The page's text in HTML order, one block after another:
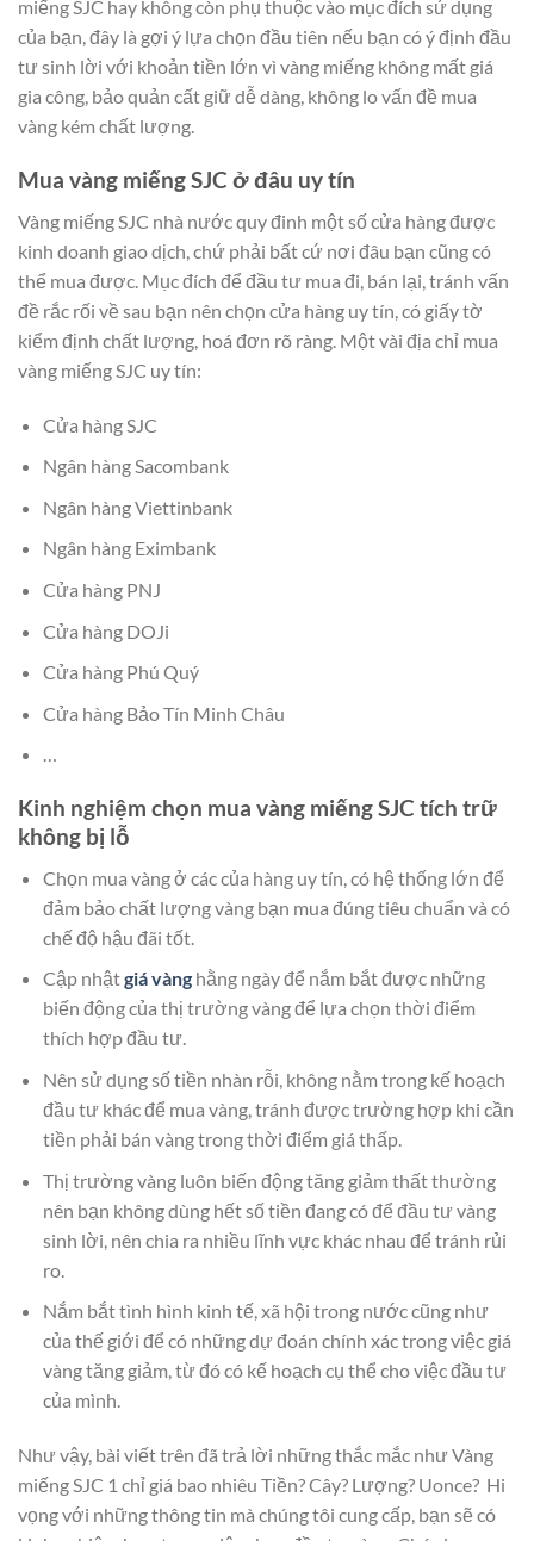
miếng SJC hay không còn phụ thuộc vào mục đích sử dụng
của bạn, đây là gợi ý lựa chọn đầu tiên nếu bạn có ý định đầu
tư sinh lời với khoản tiền lớn vì vàng miếng không mất giá
gia công, bảo quản cất giữ dễ dàng, không lo vấn đề mua
vàng kém chất lượng.
Mua vàng miếng SJC ở đâu uy tín
Vàng miếng SJC nhà nước quy đinh một số cửa hàng được
kinh doanh giao dịch, chứ phải bất cứ nơi đâu bạn cũng có
thể mua được. Mục đích để đầu tư mua đi, bán lại, tránh vấn
đề rắc rối về sau bạn nên chọn cửa hàng uy tín, có giấy tờ
kiểm định chất lượng, hoá đơn rõ ràng. Một vài địa chỉ mua
vàng miếng SJC uy tín:
Cửa hàng SJC
Ngân hàng Sacombank
Ngân hàng Viettinbank
Ngân hàng Eximbank
Cửa hàng PNJ
Cửa hàng DOJi
Cửa hàng Phú Quý
Cửa hàng Bảo Tín Minh Châu
…
Kinh nghiệm chọn mua vàng miếng SJC tích trữ
không bị lỗ
Chọn mua vàng ở các của hàng uy tín, có hệ thống lớn để
đảm bảo chất lượng vàng bạn mua đúng tiêu chuẩn và có
chế độ hậu đãi tốt.
Cập nhậtgiá vàng hằng ngày để nắm bắt được những
biến động của thị trường vàng để lựa chọn thời điểm
thích hợp đầu tư.
Nên sử dụng số tiền nhàn rỗi, không nằm trong kế hoạch
đầu tư khác để mua vàng, tránh được trường hợp khi cần
tiền phải bán vàng trong thời điểm giá thấp.
Thị trường vàng luôn biến động tăng giảm thất thường
nên bạn không dùng hết số tiền đang có để đầu tư vàng
sinh lời, nên chia ra nhiều lĩnh vực khác nhau để tránh rủi
ro.
Nắm bắt tình hình kinh tế, xã hội trong nước cũng như
của thế giới để có những dự đoán chính xác trong việc giá
vàng tăng giảm, từ đó có kế hoạch cụ thể cho việc đầu tư
của mình.
Như vậy, bài viết trên đã trả lời những thắc mắc như Vàng
miếng SJC 1 chỉ giá bao nhiêu Tiền? Cây? Lượng? Uonce? Hi
vọng với những thông tin mà chúng tôi cung cấp, bạn sẽ có